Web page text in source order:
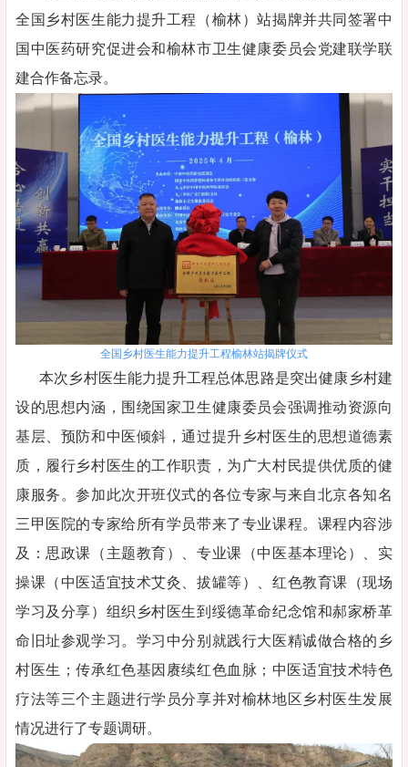
全国乡村医生能力提升工程（榆林）站揭牌并共同签署中
国中医药研究促进会和榆林市卫生健康委员会党建联学联
建合作备忘录。
全国乡村医生能力提升工程榆林站揭牌仪式
本次乡村医生能力提升工程总体思路是突出健康乡村建
设的思想内涵，围绕国家卫生健康委员会强调推动资源向
基层、预防和中医倾斜，通过提升乡村医生的思想道德素
质，履行乡村医生的工作职责，为广大村民提供优质的健
康服务。参加此次开班仪式的各位专家与来自北京各知名
三甲医院的专家给所有学员带来了专业课程。课程内容涉
及：思政课（主题教育）、专业课（中医基本理论）、实
操课（中医适宜技术艾灸、拔罐等）、红色教育课（现场
学习及分享）组织乡村医生到绥德革命纪念馆和郝家桥革
命旧址参观学习。学习中分别就践行大医精诚做合格的乡
村医生；传承红色基因赓续红色血脉；中医适宜技术特色
疗法等三个主题进行学员分享并对榆林地区乡村医生发展
情况进行了专题调研。